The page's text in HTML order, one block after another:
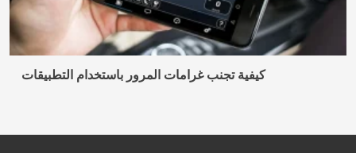
كيفية تجنب غرامات المرور باستخدام التطبيقات